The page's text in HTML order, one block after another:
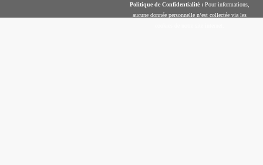
Politique de Confidentialité : Pour informations,
aucune donnée personnelle n’est collectée via les